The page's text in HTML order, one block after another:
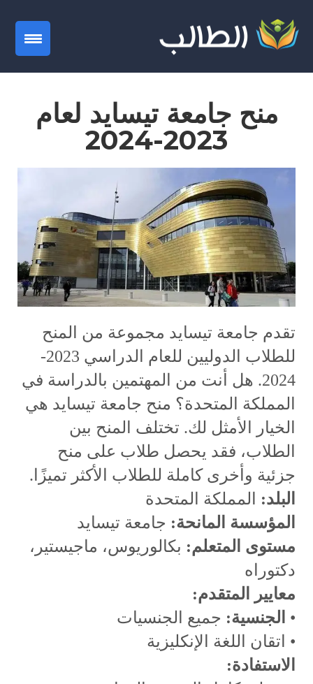
منح جامعة تيسايد لعام
2023-2024
تقدم جامعة تيسايد مجموعة من المنح
للطلاب الدوليين للعام الدراسي 2023-
2024. هل أنت من المهتمين بالدراسة في
المملكة المتحدة؟ منح جامعة تيسايد هي
الخيار الأمثل لك. تختلف المنح بين
الطلاب، فقد يحصل طلاب على منح
جزئية وأخرى كاملة للطلاب الأكثر تميزًا.
البلد: المملكة المتحدة
المؤسسة المانحة: جامعة تيسايد
مستوى المتعلم: بكالوريوس، ماجيستير،
دكتوراه
معايير المتقدم:
• الجنسية: جميع الجنسيات
• اتقان اللغة الإنكليزية
الاستفادة: